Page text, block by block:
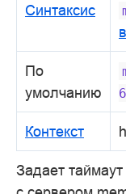
Синтаксис
По
умолчанию
Контекст
Задает